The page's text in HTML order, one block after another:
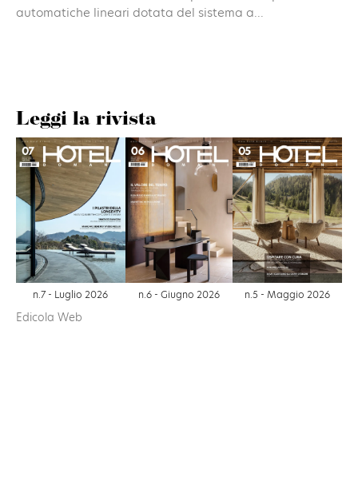
automatiche lineari dotata del sistema a...
Leggi la rivista
n.7 - Luglio 2026 n.6 - Giugno 2026 n.5 - Maggio 2026
Edicola Web